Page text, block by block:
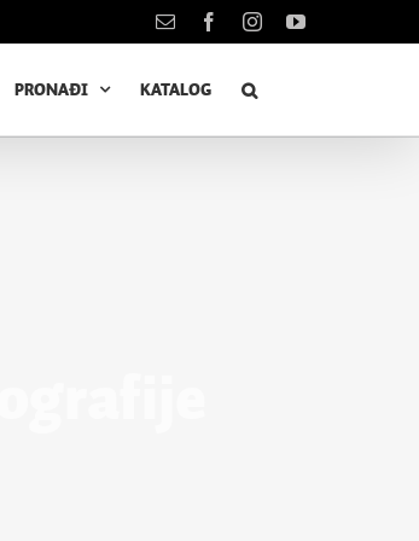
KontaktFacebookInstagramYouTube
PRONAĐI KATALOG